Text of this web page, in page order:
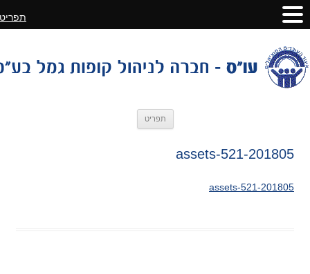
תפריט
201805-assets-521
201805-assets-521
תפריט